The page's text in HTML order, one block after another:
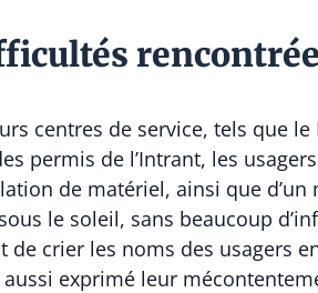
centres de service, tels que
permis de l’Intrant, les
de matériel, ainsi que
le soleil, sans beaucoup
de crier les noms des usagers
aussi exprimé leur